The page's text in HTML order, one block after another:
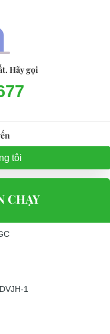
TM DV XNK
Phước, Thành phố
Hãy gọi
tôi
CHẠY
1